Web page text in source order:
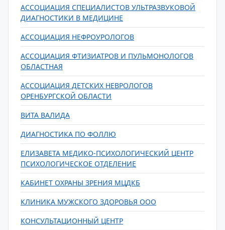
АССОЦИАЦИЯ СПЕЦИАЛИСТОВ УЛЬТРАЗВУКОВОЙ
ДИАГНОСТИКИ В МЕДИЦИНЕ
АССОЦИАЦИЯ НЕФРОУРОЛОГОВ
АССОЦИАЦИЯ ФТИЗИАТРОВ И ПУЛЬМОНОЛОГОВ
ОБЛАСТНАЯ
АССОЦИАЦИЯ ДЕТСКИХ НЕВРОЛОГОВ
ОРЕНБУРГСКОЙ ОБЛАСТИ
ВИТА ВАЛИДА
ДИАГНОСТИКА ПО ФОЛЛЮ
ЕЛИЗАВЕТА МЕДИКО-ПСИХОЛОГИЧЕСКИЙ ЦЕНТР
ПСИХОЛОГИЧЕСКОЕ ОТДЕЛЕНИЕ
КАБИНЕТ ОХРАНЫ ЗРЕНИЯ МЦДКБ
КЛИНИКА МУЖСКОГО ЗДОРОВЬЯ ООО
КОНСУЛЬТАЦИОННЫЙ ЦЕНТР